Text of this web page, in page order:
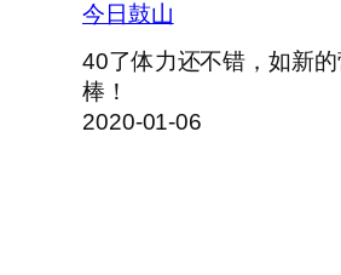
今日鼓山
40了体力还不错，如新
棒！
2020-01-06